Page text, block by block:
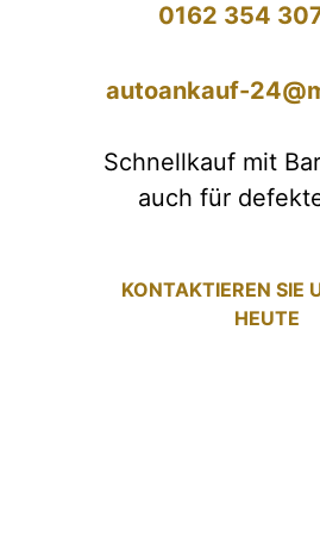
0162 354
autoankauf-
Schnellkauf mit
auch für
KONTAKTIEREN SIE
HEUTE